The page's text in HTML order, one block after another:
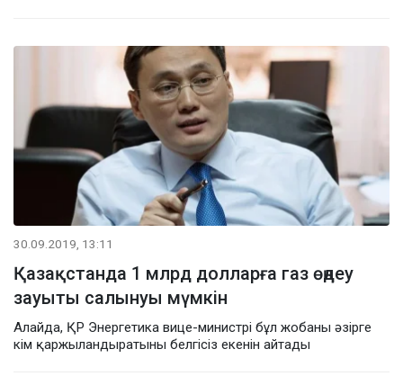
30.09.2019, 13:11
Қазақстанда 1 млрд долларға газ өңдеу
зауыты салынуы мүмкін
Алайда, ҚР Энергетика вице-министрі бұл жобаны әзірге
кім қаржыландыратыны белгісіз екенін айтады